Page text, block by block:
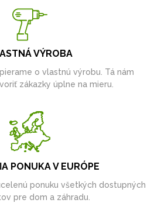
VÝROBA
o vlastnú výrobu. Tá nám
zákazky úplne na mieru.
PONUKA V EURÓPE
ponuku všetkých dostupných
pre dom a záhradu.